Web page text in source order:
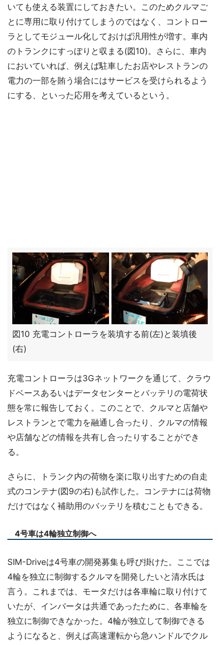
いても使える装置にしておきたい。このためクルマご
とに専用に取り付けてしまうのではなく、コントロー
ラとしてモジュール化しておけば汎用性が増す。車内
のトランクにすっぽりと収まる(図10)。さらに、車内
においていれば、例えば駐車したお店やレストランの
電力の一部を賄う場合にはサービスを受けられるよう
にする、といった応用を考えているという。
図10 充電コントローラを装填する前(左)と装填後
(右)
充電コントローラは3Gネットワークを通じて、クラウ
ドベースあるいはデータセンターとバッテリの電荷状
態を常に報告しておく。このことで、クルマと店舗や
レストランとで電力を融通し合ったり、クルマの情報
や店舗などの情報を共有し合ったりすることができ
る。
さらに、トランク内の荷物を楽に取り出すための自走
式のコンテナ(図9の右)も試作した。コンテナには荷物
だけではなく補助用のバッテリを積むこともできる。
4号車は4輪独立制御へ
SIM-Driveは4号車の開発募集も呼び掛けた。ここでは
4輪を独立に制御するクルマを開発したいと清水氏は
言う。これまでは、モータだけは各車輪に取り付けて
いたが、インバータは共通であったために、各車輪を
独立に制御できなかった。4輪が独立して制御できる
ようになると、例えば高速運転から急ハンドルでクル